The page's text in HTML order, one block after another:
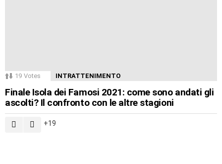
19 Votes INTRATTENIMENTO
Finale Isola dei Famosi 2021: come sono andati gli
ascolti? Il confronto con le altre stagioni
19